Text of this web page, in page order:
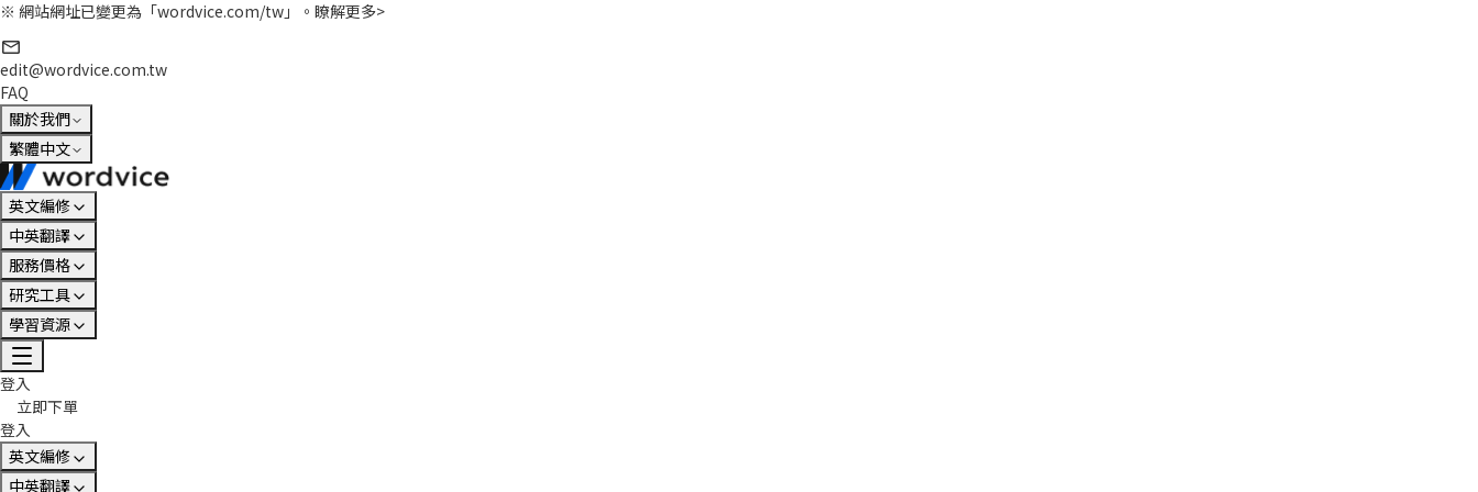
※ 網站網址已變更為「wordvice.com/tw」。 瞭解更多>
edit@wordvice.com.tw
FAQ
關於我們
繁體中文
英文編修
中英翻譯
服務價格
研究工具
學習資源
登入
立即下單
登入
英文編修
中英翻譯